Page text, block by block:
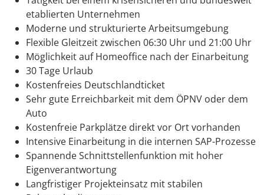
etablierten Unternehmen
Moderne und strukturierte Arbeitsumgebung
Flexible Gleitzeit zwischen 06:30 Uhr und 21:00 Uhr
Möglichkeit auf Homeoffice nach der Einarbeitung
30 Tage Urlaub
Kostenfreies Deutschlandticket
Sehr gute Erreichbarkeit mit dem ÖPNV oder dem
Auto
Kostenfreie Parkplätze direkt vor Ort vorhanden
Intensive Einarbeitung in die internen SAP-Prozesse
Spannende Schnittstellenfunktion mit hoher
Eigenverantwortung
Langfristiger Projekteinsatz mit stabilen